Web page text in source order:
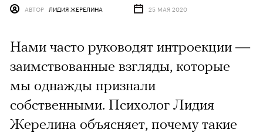
АВТОР ЛИДИЯ ЖЕРЕЛИНА 25 МАЯ 2020
Нами часто руководят интроекции —
заимствованные взгляды, которые
мы однажды признали
собственными. Психолог Лидия
Жерелина объясняет, почему такие